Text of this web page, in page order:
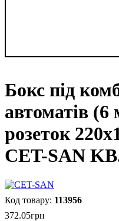
Бокс під
автоматів (6
розеток
CET-SAN
113956
372.05грн